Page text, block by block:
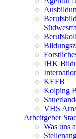
IHK
KEFB
Kolping
VHS
Arbeitgeber
Was uns